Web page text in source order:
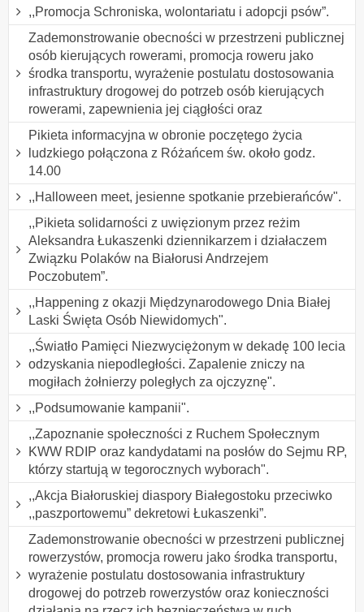
,,Promocja Schroniska, wolontariatu i adopcji psów”.
Zademonstrowanie obecności w przestrzeni publicznej
osób kierujących rowerami, promocja roweru jako
środka transportu, wyrażenie postulatu dostosowania
infrastruktury drogowej do potrzeb osób kierujących
rowerami, zapewnienia jej ciągłości oraz
Pikieta informacyjna w obronie poczętego życia
ludzkiego połączona z Różańcem św. około godz.
14.00
,,Halloween meet, jesienne spotkanie przebierańców".
,,Pikieta solidarności z uwięzionym przez reżim
Aleksandra Łukaszenki dziennikarzem i działaczem
Związku Polaków na Białorusi Andrzejem
Poczobutem”.
,,Happening z okazji Międzynarodowego Dnia Białej
Laski Święta Osób Niewidomych".
,,Światło Pamięci Niezwyciężonym w dekadę 100 lecia
odzyskania niepodległości. Zapalenie zniczy na
mogiłach żołnierzy poległych za ojczyznę".
,,Podsumowanie kampanii".
,,Zapoznanie społeczności z Ruchem Społecznym
KWW RDIP oraz kandydatami na posłów do Sejmu RP,
którzy startują w tegorocznych wyborach".
,,Akcja Białoruskiej diaspory Białegostoku przeciwko
,,paszportowemu” dekretowi Łukaszenki”.
Zademonstrowanie obecności w przestrzeni publicznej
rowerzystów, promocja roweru jako środka transportu,
wyrażenie postulatu dostosowania infrastruktury
drogowej do potrzeb rowerzystów oraz konieczności